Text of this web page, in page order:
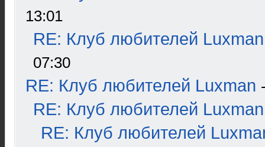
13:01
RE: Клуб любителей Luxman
07:30
RE: Клуб любителей Luxman
RE: Клуб любителей Luxman
RE: Клуб любителей